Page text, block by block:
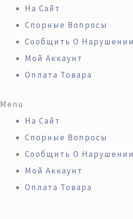
Перейти
Содержимому
На Сайт
Спорные Вопросы
Сообщить О Нарушении
Мой Аккаунт
Оплата Товара
Menu
На Сайт
Спорные Вопросы
Сообщить О Нарушении
Мой Аккаунт
Оплата Товара
Искать: